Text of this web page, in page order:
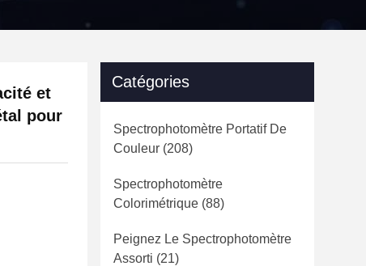
et
pour
Catégories
Spectrophotomètre Portatif De
Couleur (208)
Spectrophotomètre
Colorimétrique (88)
Peignez Le Spectrophotomètre
Assorti (21)